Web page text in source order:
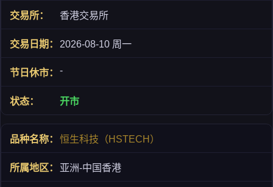
香港交易所
2026-08-10 周一
-
开市
恒生科技（HSTECH）
亚洲-中国香港